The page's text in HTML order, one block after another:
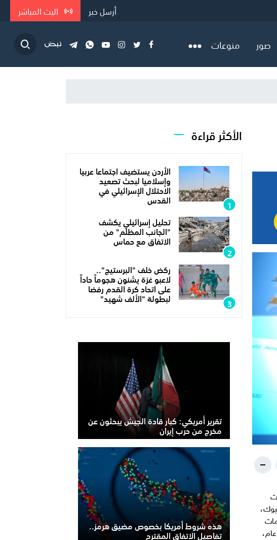
كنغ" بسبب "فلسطين حرة" أرسل خبر البث المباشر
صور منوعات
الأكثر قراءة
الأردن يستضيف اجتماعا عربيا
وإسلاميا لبحث تصعيد
الاحتلال الإسرائيلي في
القدس
تحليل إسرائيلي يكشف
"الجانب المظلم" من
الاتفاق مع حماس
ركض خلف "البرستيج"..
لاعبو غزة يشنون هجوماً حاداً
على اتحاد كرة القدم رفضا
لبطولة "الألف شهيد"
تقرير أمريكي: كبار قادة الجيش يبحثون عن
مخرج من حرب إيران
هذه شروط أمريكا بخصوص مضيق هرمز..
تفاصيل الاتفاق المقترح